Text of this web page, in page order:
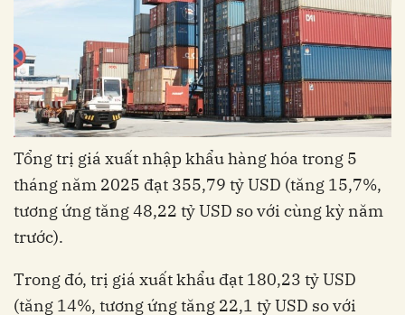
Tổng trị giá xuất nhập khẩu hàng hóa trong 5
tháng năm 2025 đạt 355,79 tỷ USD (tăng 15,7%,
tương ứng tăng 48,22 tỷ USD so với cùng kỳ năm
trước).
Trong đó, trị giá xuất khẩu đạt 180,23 tỷ USD
(tăng 14%, tương ứng tăng 22,1 tỷ USD so với